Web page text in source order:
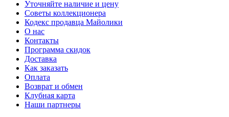
Уточняйте наличие и цену
Советы коллекционера
Кодекс продавца Майолики
О нас
Контакты
Программа скидок
Доставка
Как заказать
Оплата
Возврат и обмен
Клубная карта
Наши партнеры